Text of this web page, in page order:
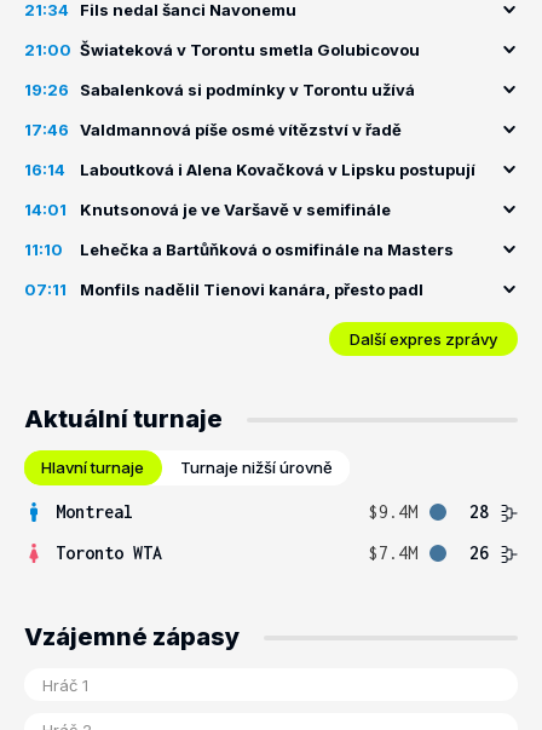
21:34 Fils nedal šanci Navonemu
21:00 Šwiateková v Torontu smetla Golubicovou
19:26 Sabalenková si podmínky v Torontu užívá
17:46 Valdmannová píše osmé vítězství v řadě
16:14 Laboutková i Alena Kovačková v Lipsku postupují
14:01 Knutsonová je ve Varšavě v semifinále
11:10 Lehečka a Bartůňková o osmifinále na Masters
07:11 Monfils nadělil Tienovi kanára, přesto padl
Další expres zprávy
Aktuální turnaje
Hlavní turnaje Turnaje nižší úrovně
Montreal $9.4M
28
Toronto WTA
$7.4M 26
Vzájemné zápasy